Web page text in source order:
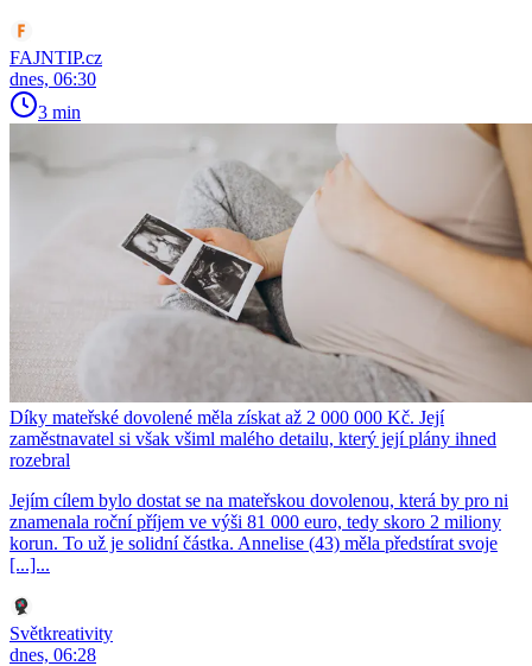
FAJNTIP.cz
dnes, 06:30
3 min
Díky mateřské dovolené měla získat až 2 000 000 Kč. Její
zaměstnavatel si však všiml malého detailu, který její plány ihned
rozebral
Jejím cílem bylo dostat se na mateřskou dovolenou, která by pro ni
znamenala roční příjem ve výši 81 000 euro, tedy skoro 2 miliony
korun. To už je solidní částka. Annelise (43) měla předstírat svoje
[...]...
Světkreativity
dnes, 06:28